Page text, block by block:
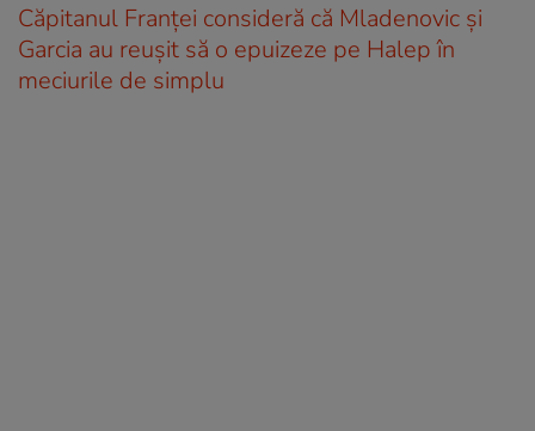
Căpitanul Franţei consideră că Mladenovic şi
Garcia au reuşit să o epuizeze pe Halep în
meciurile de simplu